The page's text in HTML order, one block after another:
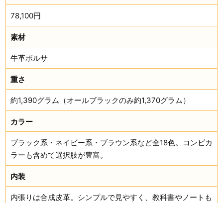
78,100円
素材
牛革ボルサ
重さ
約1,390グラム（オールブラックのみ約1,370グラム）
カラー
ブラック系・ネイビー系・ブラウン系など全18色。コンビカ
ラーも含めて選択肢が豊富。
内装
内張りは合成皮革。シンプルで見やすく、教科書やノートも